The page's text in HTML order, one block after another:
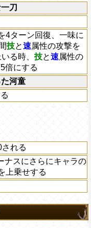
刀
4ターン回復、一味に
技と速属性の攻撃を
る時、 技と速属性の
倍にする
河童
れる
ナスにさらにキャラの
上乗せする